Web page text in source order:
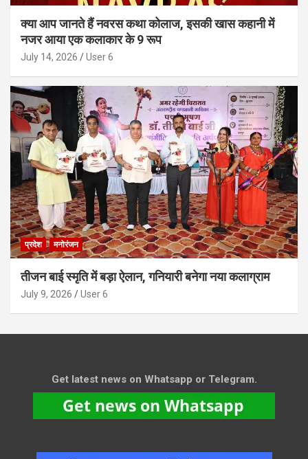
क्या आप जानते हैं नवरस कथा कोलाज, इसकी खास कहानी में
नजर आया एक कलाकार के 9 रूप
July 14, 2026 User 6
प्रदेश मनोरंजन
तीजन बाई स्मृति में बड़ा ऐलान, गनियारी बनेगा नया कलाग्राम
July 9, 2026 User 6
Get latest news on Whatsapp or Telegram.